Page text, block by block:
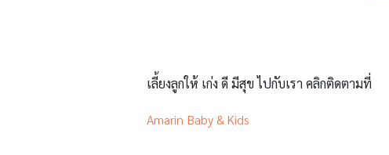
เลี้ยงลูกให้ เก่ง ดี มีสุข ไปกับเรา คลิกติดตามที่
Amarin Baby & Kids